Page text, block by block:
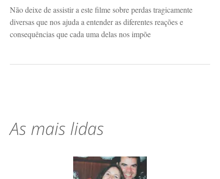
Não deixe de assistir a este filme sobre perdas tragicamente
diversas que nos ajuda a entender as diferentes reações e
consequências que cada uma delas nos impõe
As mais lidas